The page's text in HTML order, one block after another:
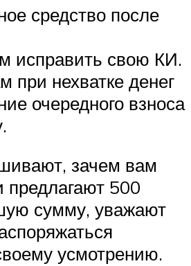
средство после
свою КИ.
при нехватке денег
очередного взноса
зачем вам
предлагают 500
сумму, уважают
усмотрению.